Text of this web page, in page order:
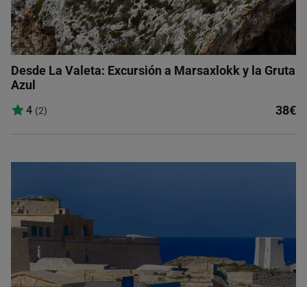
Desde La Valeta: Excursión a Marsaxlokk y la Gruta
Azul
4 (2) 38€